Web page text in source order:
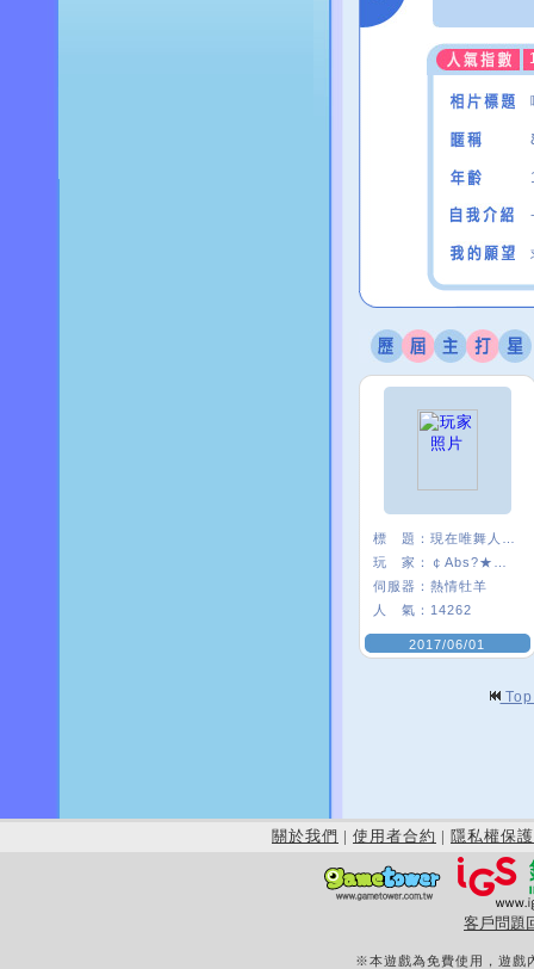
標 題：
玩 家：
伺服器： 熱情牡羊
人 氣： 14262
2017/06/01
關於我們 | 使用者合約 | 隱私權保護
客戶問題
※本遊戲為免費使用，遊戲